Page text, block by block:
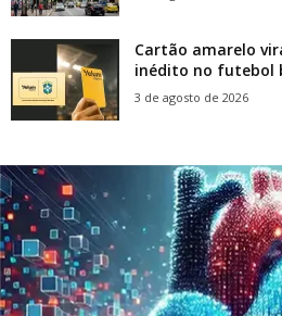
Cartão amarelo
inédito no futebol
3 de agosto de 2026